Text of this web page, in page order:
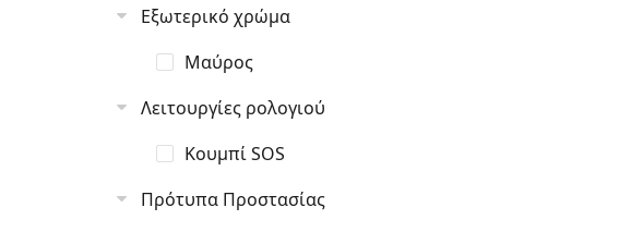
Εξωτερικό χρώμα
Μαύρος
Λειτουργίες ρολογιού
Κουμπί SOS
Πρότυπα Προστασίας